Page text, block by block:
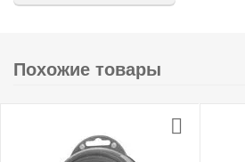
Похожие товары